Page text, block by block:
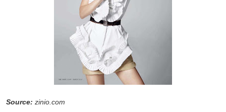
Source: zinio.com